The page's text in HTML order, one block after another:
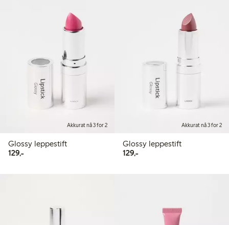
Akkurat nå 3 for 2
Glossy leppestift
129,-129,00 kr
Akkurat nå 3 for 2
Glossy leppestift
129,-129,00 kr